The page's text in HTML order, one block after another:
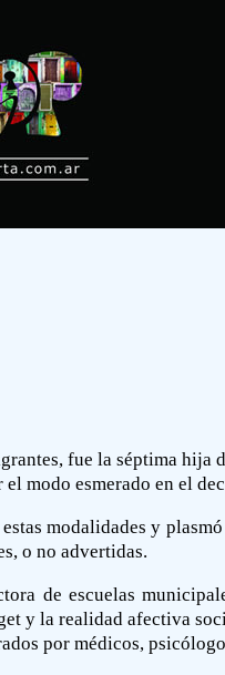
fue la séptima hija
modo esmerado en el
modalidades y
o no advertidas.
de escuelas
y la realidad afectiva
por médicos,